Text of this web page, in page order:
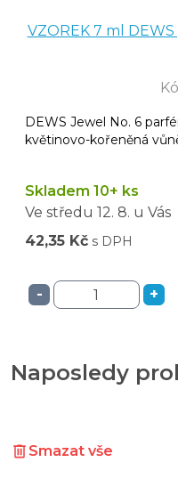
VZOREK 7 ml
DEWS Jewel No. 6
květinovo-kořeněná
Skladem 10+ ks
Ve středu 12. 8. u Vás
42,35 Kč s DPH
- +
Naposledy
Smazat vše